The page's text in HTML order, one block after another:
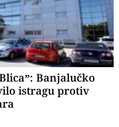
Banjalučko
istragu protiv